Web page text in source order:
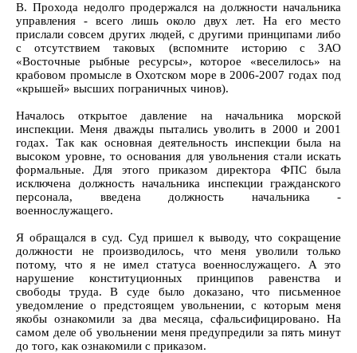
В. Прохода недолго продержался на должности начальника
управления - всего лишь около двух лет. На его место
прислали совсем других людей, с другими принципами либо
с отсутствием таковых (вспомните историю с ЗАО
«Восточные рыбные ресурсы», которое «веселилось» на
крабовом промысле в Охотском море в 2006-2007 годах под
«крышей» высших пограничных чинов).
Началось открытое давление на начальника морской
инспекции. Меня дважды пытались уволить в 2000 и 2001
годах. Так как основная деятельность инспекции была на
высоком уровне, то основания для увольнения стали искать
формальные. Для этого приказом директора ФПС была
исключена должность начальника инспекции гражданского
персонала, введена должность начальника -
военнослужащего.
Я обращался в суд. Суд пришел к выводу, что сокращение
должности не производилось, что меня уволили только
потому, что я не имел статуса военнослужащего. А это
нарушение конституционных принципов равенства и
свободы труда. В суде было доказано, что письменное
уведомление о предстоящем увольнении, с которым меня
якобы ознакомили за два месяца, сфальсифицировано. На
самом деле об увольнении меня предупредили за пять минут
до того, как ознакомили с приказом.